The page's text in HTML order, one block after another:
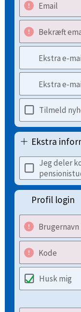
Email
Bekræft
Ekstra e-
Ekstra e-
Tilmeld
Ekstra
Jeg deler
Profil login
Brugernavn
Kode
Husk mig